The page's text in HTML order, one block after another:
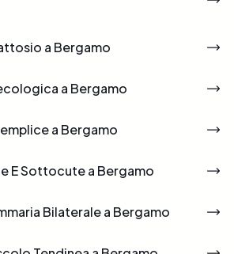
a Bergamo
a Bergamo
a Bergamo
E Sottocute a Bergamo
Bilaterale a Bergamo